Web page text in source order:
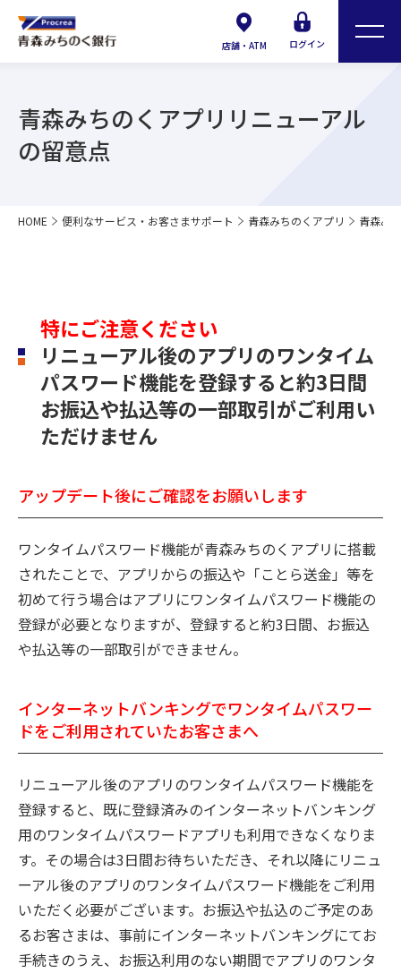
店舗・ATM ログイン
青森みちのくアプリリニューアル
の留意点
HOME 便利なサービス・お客さまサポート 青森みちのくアプリ 青森み
特にご注意ください
リニューアル後のアプリのワンタイム
パスワード機能を登録すると約3日間
お振込や払込等の一部取引がご利用い
ただけません
アップデート後にご確認をお願いします
ワンタイムパスワード機能が青森みちのくアプリに搭載
されたことで、アプリからの振込や「ことら送金」等を
初めて行う場合はアプリにワンタイムパスワード機能の
登録が必要となりますが、登録すると約3日間、お振込
や払込等の一部取引ができません。
インターネットバンキングでワンタイムパスワー
ドをご利用されていたお客さまへ
リニューアル後のアプリのワンタイムパスワード機能を
登録すると、既に登録済みのインターネットバンキング
用のワンタイムパスワードアプリも利用できなくなりま
す。その場合は3日間お待ちいただき、それ以降にリニュ
ーアル後のアプリのワンタイムパスワード機能をご利用
いただく必要がございます。お振込や払込のご予定のあ
るお客さまは、事前にインターネットバンキングにてお
手続きのうえ、お振込利用のない期間でアプリのワンタ